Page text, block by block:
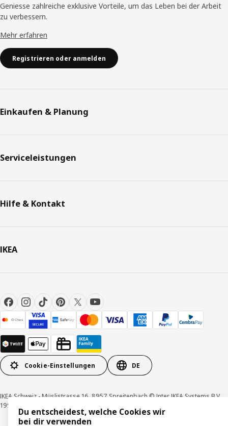
Geniesse zahlreiche exklusive Vorteile, um das Leben bei der Arbeit
zu verbessern.
Mehr erfahren
Registrieren oder anmelden
Einkaufen & Planung
Serviceleistungen
Hilfe & Kontakt
IKEA
Cookie-Einstellungen DE
IKEA Schweiz - Müslistrasse 16, 8957 Spreitenbach © Inter IKEA Systems B.V.
1999-2026
Du entscheidest, welche Cookies wir
bei dir verwenden